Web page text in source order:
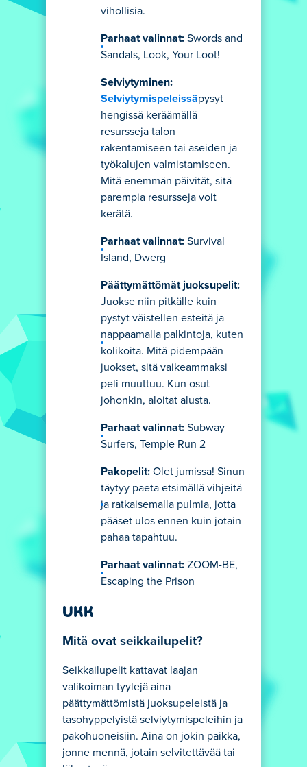
vihollisia.
Parhaat valinnat: Swords and
Sandals, Look, Your Loot!
Selviytyminen:
Selviytymispeleissäpysyt
hengissä keräämällä
resursseja talon
rakentamiseen tai aseiden ja
työkalujen valmistamiseen.
Mitä enemmän päivität, sitä
parempia resursseja voit
kerätä.
Parhaat valinnat: Survival
Island, Dwerg
Päättymättömät juoksupelit:
Juokse niin pitkälle kuin
pystyt väistellen esteitä ja
nappaamalla palkintoja, kuten
kolikoita. Mitä pidempään
juokset, sitä vaikeammaksi
peli muuttuu. Kun osut
johonkin, aloitat alusta.
Parhaat valinnat: Subway
Surfers, Temple Run 2
Pakopelit: Olet jumissa! Sinun
täytyy paeta etsimällä vihjeitä
ja ratkaisemalla pulmia, jotta
pääset ulos ennen kuin jotain
pahaa tapahtuu.
Parhaat valinnat: ZOOM-BE,
Escaping the Prison
UKK
Mitä ovat seikkailupelit?
Seikkailupelit kattavat laajan
valikoiman tyylejä aina
päättymättömistä juoksupeleistä ja
tasohyppelyistä selviytymispeleihin ja
pakohuoneisiin. Aina on jokin paikka,
jonne mennä, jotain selvitettävää tai